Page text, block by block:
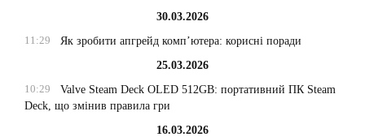
30.03.2026
11:29
Як зробити апгрейд комп’ютера: корисні поради
25.03.2026
10:29
Valve Steam Deck OLED 512GB: портативний ПК Steam
Deck, що змінив правила гри
16.03.2026